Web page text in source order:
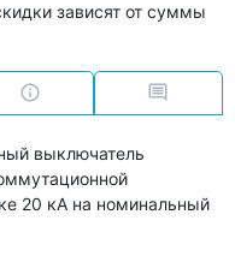
зависят от суммы
выключатель
20 кА на номинальный